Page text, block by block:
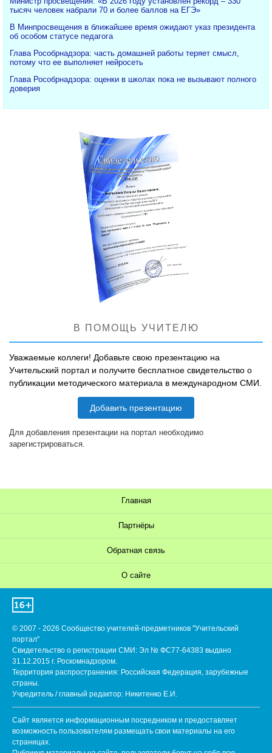
тысяч человек набрали 70 и более баллов на ЕГЭ»
В Минпросвещения в ближайшее время ожидают указ президента
об особом статусе педагога
Глава Рособрнадзора: часть домашней работы теряет смысл,
потому что ее выполняет нейросеть
Глава Рособрнадзора: оценки в школах пока не вызывают полного
доверия
В ПОМОЩЬ УЧИТЕЛЮ
Уважаемые коллеги! Добавьте свою презентацию на
Учительский портал и получите бесплатное свидетельство о
публикации методического материала в международном СМИ.
Добавить презентацию
Для добавления презентации на портал необходимо
зарегистрироваться.
Главная
Партнёры
Обратная связь
О сайте
© 2007 - 2026 Сообщество учителей-предметников "Учительский
портал"
Свидетельство о регистрации СМИ: Эл № ФС77-64383 выдано
31.12.2015 г. Роскомнадзором.
Территория распространения: Российская Федерация, зарубежные
страны.
Учредитель / главный редактор: Никитенко Е.И.
Сайт является информационным посредником и предоставляет
возможность пользователям размещать свои материалы на его
страницах.